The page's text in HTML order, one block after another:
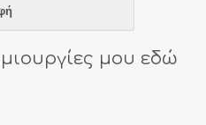
μου εδώ